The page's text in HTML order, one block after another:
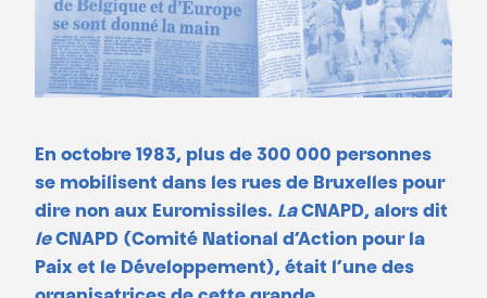
En octobre 1983, plus de 300 000 personnes
se mobilisent dans les rues de Bruxelles pour
dire non aux Euromissiles. LaCNAPD, alors dit
leCNAPD (Comité National d’Action pour la
Paix et le Développement), était l’une des